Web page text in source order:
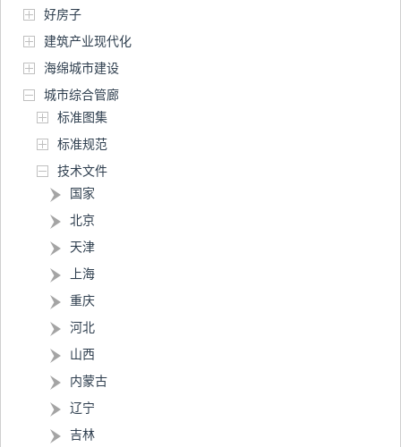
好房子
建筑产业现代化
海绵城市建设
城市综合管廊
标准图集
标准规范
技术文件
国家
北京
天津
上海
重庆
河北
山西
内蒙古
辽宁
吉林